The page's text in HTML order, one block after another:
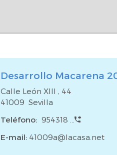
Desarrollo Macarena
Calle León XIII , 44
41009 Sevilla
Teléfono: 954318 ...
E-mail: 41009a@lacasa.net